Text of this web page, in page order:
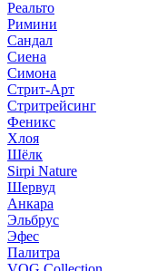
Реальто
Римини
Сандал
Сиена
Симона
Стрит-Арт
Стритрейсинг
Феникс
Хлоя
Шёлк
Sirpi Nature
Шервуд
Анкара
Эльбрус
Эфес
Палитра